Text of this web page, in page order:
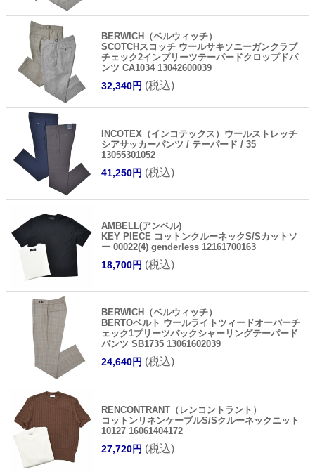
BERWICH（ベルウィッチ）
SCOTCHスコッチ ウールサキソニーガンクラブ
チェック2インプリーツテーパードクロップドパ
ンツ CA1034 13042600039
32,340円 (税込)
INCOTEX（インコテックス）ウールストレッチ
シアサッカーパンツ / テーパード / 35
13055301052
41,250円 (税込)
AMBELL(アンベル)
KEY PIECE コットンクルーネックS/Sカットソ
ー 00022(4) genderless 12161700163
18,700円 (税込)
BERWICH（ベルウィッチ）
BERTOベルト ウールライトツィードオーバーチ
ェック1プリーツバックシャーリングテーパード
パンツ SB1735 13061602039
24,640円 (税込)
RENCONTRANT（レンコントラント）
コットンリネンケーブルS/Sクルーネックニット
10127 16061404172
27,720円 (税込)